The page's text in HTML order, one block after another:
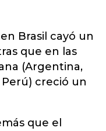
Brasil cayó un
que en las
(Argentina,
Perú) creció un
que el